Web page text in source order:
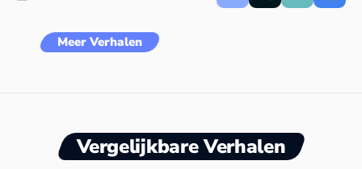
Meer Verhalen
Vergelijkbare Verhalen